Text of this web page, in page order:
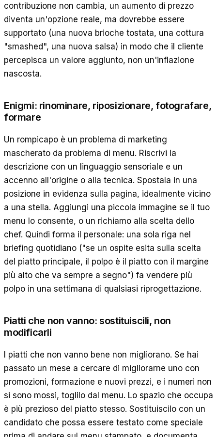
contribuzione non cambia, un aumento di prezzo
diventa un'opzione reale, ma dovrebbe essere
supportato (una nuova brioche tostata, una cottura
"smashed", una nuova salsa) in modo che il cliente
percepisca un valore aggiunto, non un'inflazione
nascosta.
Enigmi: rinominare, riposizionare, fotografare,
formare
Un rompicapo è un problema di marketing
mascherato da problema di menu. Riscrivi la
descrizione con un linguaggio sensoriale e un
accenno all'origine o alla tecnica. Spostala in una
posizione in evidenza sulla pagina, idealmente vicino
a una stella. Aggiungi una piccola immagine se il tuo
menu lo consente, o un richiamo alla scelta dello
chef. Quindi forma il personale: una sola riga nel
briefing quotidiano ("se un ospite esita sulla scelta
del piatto principale, il polpo è il piatto con il margine
più alto che va sempre a segno") fa vendere più
polpo in una settimana di qualsiasi riprogettazione.
Piatti che non vanno: sostituiscili, non
modificarli
I piatti che non vanno bene non migliorano. Se hai
passato un mese a cercare di migliorarne uno con
promozioni, formazione e nuovi prezzi, e i numeri non
si sono mossi, toglilo dal menu. Lo spazio che occupa
è più prezioso del piatto stesso. Sostituiscilo con un
candidato che possa essere testato come speciale